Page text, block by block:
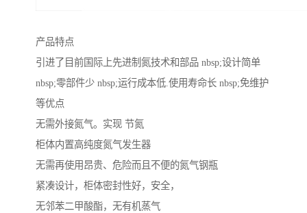
产品特点
引进了目前国际上先进制氮技术和部品 nbsp;设计简单
nbsp;零部件少 nbsp;运行成本低.使用寿命长 nbsp;免维护
等优点
无需外接氮气。实现 节氮
柜体内置高纯度氮气发生器
无需再使用昂贵、危险而且不便的氮气钢瓶
紧凑设计，柜体密封性好，安全，
无邻苯二甲酸酯，无有机蒸气